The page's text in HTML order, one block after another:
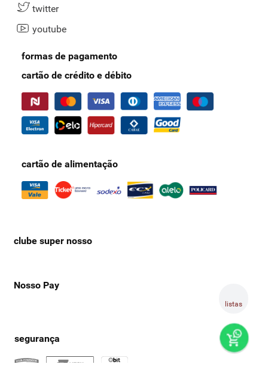
listas
twitter
youtube
formas de pagamento
cartão de crédito e débito
cartão de alimentação
clube super nosso
Nosso Pay